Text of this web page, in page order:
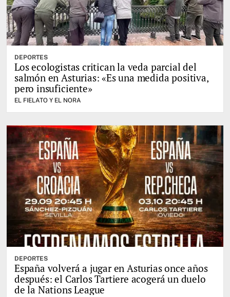
DEPORTES
Los ecologistas critican la veda parcial del
salmón en Asturias: «Es una medida positiva,
pero insuficiente»
EL FIELATO Y EL NORA
DEPORTES
España volverá a jugar en Asturias once años
después: el Carlos Tartiere acogerá un duelo
de la Nations League